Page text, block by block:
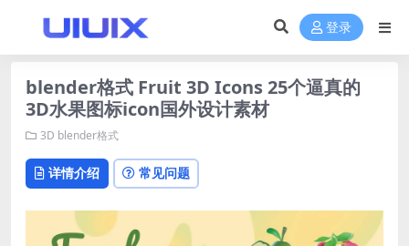
登录
blender格式 Fruit 3D Icons 25个逼真的
3D水果图标icon国外设计素材
3D blender格式
详情介绍 常见问题